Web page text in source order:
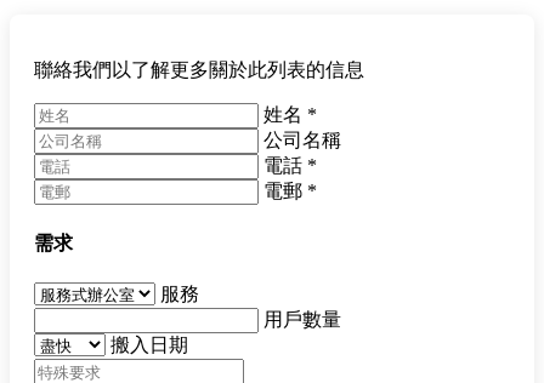
聯絡我們以了解更多關於此列表的信息
姓名 *
公司名稱
電話 *
電郵 *
需求
服務
用戶數量
搬入日期